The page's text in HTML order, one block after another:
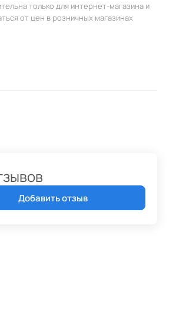
только для интернет-магазина и
от цен в розничных магазинах
Добавить отзыв